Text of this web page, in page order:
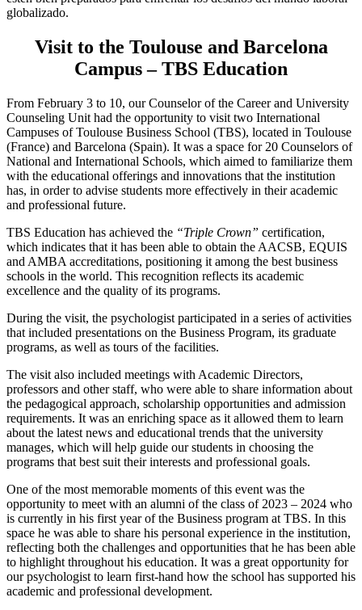
globalizado.
Visit to the Toulouse and Barcelona
Campus – TBS Education
From February 3 to 10, our Counselor of the Career and University
Counseling Unit had the opportunity to visit two International
Campuses of Toulouse Business School (TBS), located in Toulouse
(France) and Barcelona (Spain). It was a space for 20 Counselors of
National and International Schools, which aimed to familiarize them
with the educational offerings and innovations that the institution
has, in order to advise students more effectively in their academic
and professional future.
TBS Education has achieved the “Triple Crown” certification,
which indicates that it has been able to obtain the AACSB, EQUIS
and AMBA accreditations, positioning it among the best business
schools in the world. This recognition reflects its academic
excellence and the quality of its programs.
During the visit, the psychologist participated in a series of activities
that included presentations on the Business Program, its graduate
programs, as well as tours of the facilities.
The visit also included meetings with Academic Directors,
professors and other staff, who were able to share information about
the pedagogical approach, scholarship opportunities and admission
requirements. It was an enriching space as it allowed them to learn
about the latest news and educational trends that the university
manages, which will help guide our students in choosing the
programs that best suit their interests and professional goals.
One of the most memorable moments of this event was the
opportunity to meet with an alumni of the class of 2023 – 2024 who
is currently in his first year of the Business program at TBS. In this
space he was able to share his personal experience in the institution,
reflecting both the challenges and opportunities that he has been able
to highlight throughout his education. It was a great opportunity for
our psychologist to learn first-hand how the school has supported his
academic and professional development.